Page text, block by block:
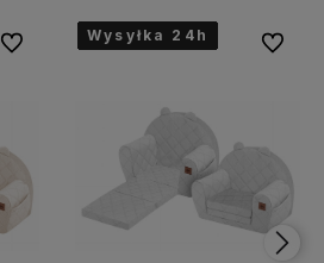
Do ulubionychWysyłka 24h
Wysyłka 24h
Wysyłka 24h
Wysyłka 24h
Wysyłka 24h
Wysyłka 24h
Wysyłka 24h
Wysyłka 24h
Wysyłka 24h
Wysyłka 24h Do